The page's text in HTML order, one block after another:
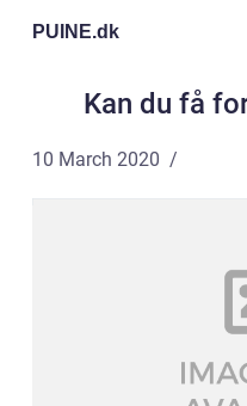
PUINE.dk
Kan du få
10 March 2020